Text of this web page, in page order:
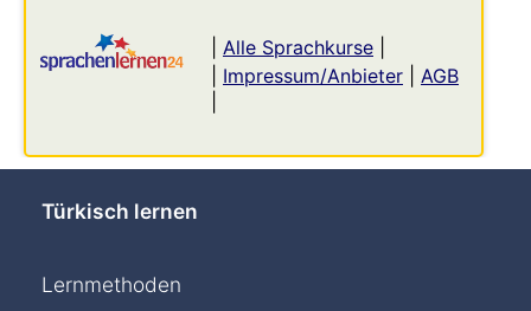
Alle Sprachkurse
Impressum/Anbieter
AGB
Türkisch lernen
Lernmethoden